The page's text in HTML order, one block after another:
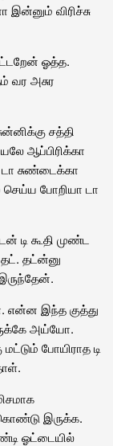
விரிச்சு
ஓத்த.
வர அசுர
சத்தி
ஆப்பிரிக்கா
சுண்டைக்கா
செய்ய போறியா டா
டி கூதி முண்ட
தட். தட்ன்னு
இந்த குத்து
அய்யோ.
போயிராத டி
இருக்க.
ஓட்டையில்